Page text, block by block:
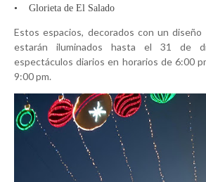
• Glorieta de El Salado
Estos espacios, decorados con un
estarán iluminados hasta el 31 de
espectáculos diarios en horarios de 6:00
9:00 pm.